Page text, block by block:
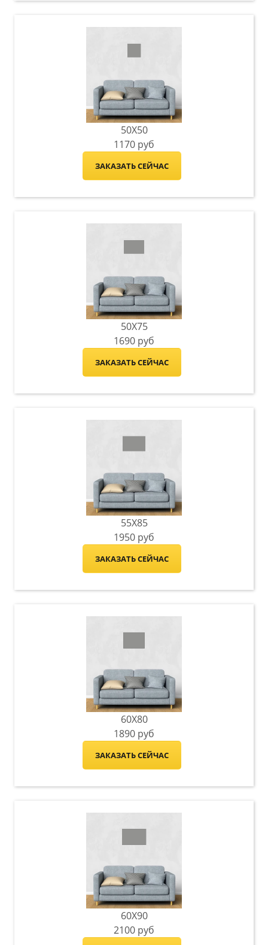
50X50
1170 руб
ЗАКАЗАТЬ СЕЙЧАС
50X75
1690 руб
ЗАКАЗАТЬ СЕЙЧАС
55X85
1950 руб
ЗАКАЗАТЬ СЕЙЧАС
60X80
1890 руб
ЗАКАЗАТЬ СЕЙЧАС
60X90
2100 руб